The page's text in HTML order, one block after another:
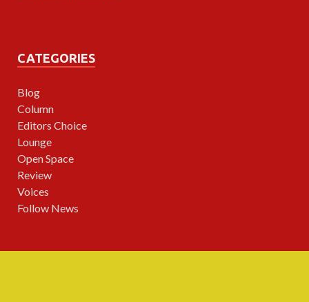
CATEGORIES
Blog
Column
Editors Choice
Lounge
Open Space
Review
Voices
Follow News